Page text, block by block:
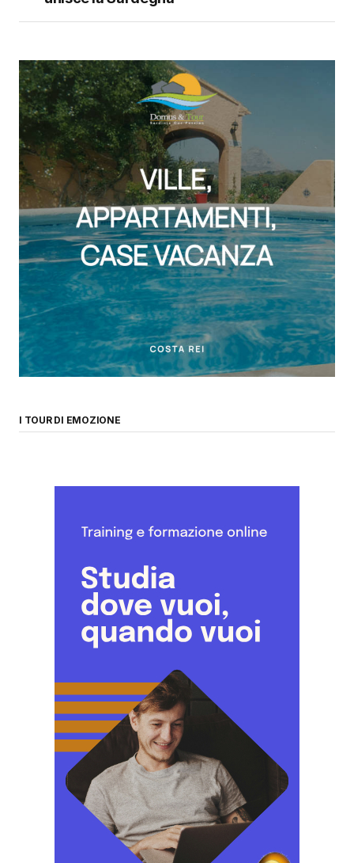
I TOUR DI EMOZIONE